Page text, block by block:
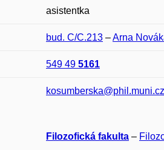
asistentka
bud. C/C.213 –Arna
549 49 5161
kosumberska@phil.muni.cz
Filozofická fakulta –